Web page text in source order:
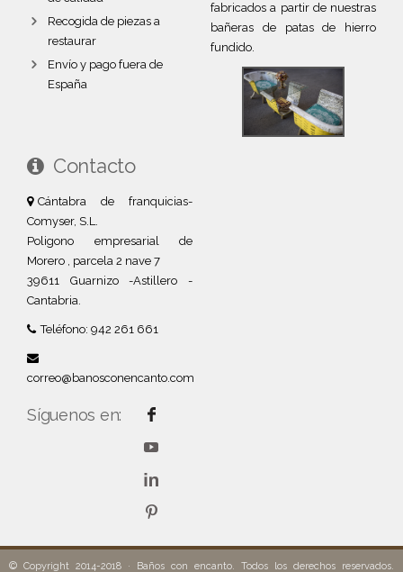
Recogida de piezas a
restaurar
Envío y pago fuera de
España
fabricados a partir de nuestras
bañeras de patas de hierro
fundido.
Contacto
Cántabra de franquicias-
Comyser, S.L.
Poligono empresarial de
Morero , parcela 2 nave 7
39611 Guarnizo -Astillero -
Cantabria.
Teléfono: 942 261 661
correo@banosconencanto.com
Síguenos en:
© Copyright 2014-2018 · Baños con encanto. Todos los derechos reservados.